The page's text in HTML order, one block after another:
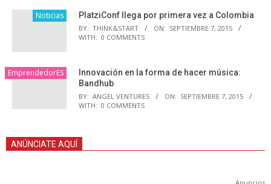
Noticias PlatziConf llega por primera vez a Colombia
BY: THINK&START ON: SEPTIEMBRE 7, 2015
WITH: 0 COMMENTS
EmprendedorES
Innovación en la forma de hacer música:
Bandhub
BY: ANGEL VENTURES ON: SEPTIEMBRE 7, 2015
WITH: 0 COMMENTS
ANÚNCIATE AQUÍ